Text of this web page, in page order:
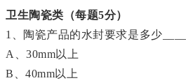
卫生陶瓷类（每题5分）
1、陶瓷产品的水封要求是多少
A、30mm以上
B、40mm以上